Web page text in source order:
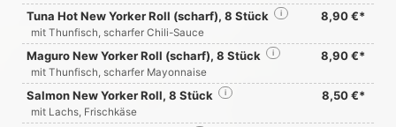
Tuna Hot New Yorker Roll (scharf), 8 Stück 8,90 €*
i
mit Thunfisch, scharfer Chili-Sauce
Maguro New Yorker Roll (scharf), 8 Stück 8,90 €*
i
mit Thunfisch, scharfer Mayonnaise
Salmon New Yorker Roll, 8 Stück 8,50 €*
i
mit Lachs, Frischkäse